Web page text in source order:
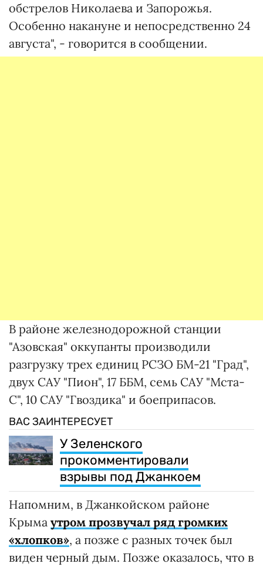
обстрелов Николаева и Запорожья.
Особенно накануне и непосредственно 24
августа", - говорится в сообщении.
В районе железнодорожной станции
"Азовская" оккупанты производили
разгрузку трех единиц РСЗО БМ-21 "Град",
двух САУ "Пион", 17 ББМ, семь САУ "Мста-
С", 10 САУ "Гвоздика" и боеприпасов.
ВАС ЗАИНТЕРЕСУЕТ
У Зеленского
прокомментировали
взрывы под Джанкоем
Напомним, в Джанкойском районе
Крыма утром прозвучал ряд громких
«хлопков», а позже с разных точек был
виден черный дым. Позже оказалось, что в